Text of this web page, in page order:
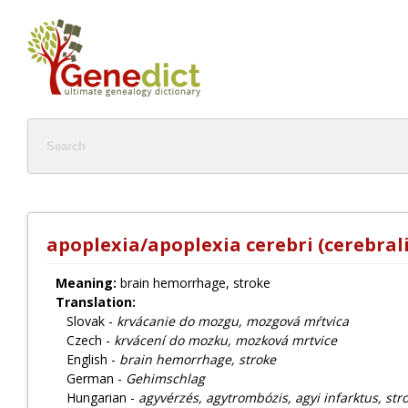
apoplexia/apoplexia cerebri
Meaning: brain hemorrhage, stroke
Translation:
Slovak - krvácanie do mozgu, mozgová mŕtvica
Czech - krvácení do mozku, mozková mrtvice
English - brain hemorrhage, stroke
German - Gehimschlag
Hungarian - agyvérzés, agytrombózis, agyi infarktus,